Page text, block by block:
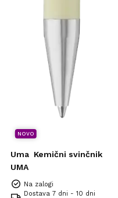
NOVO
Uma Kemični svinčnik
UMA
Na zalogi
Dostava 7 dni - 10 dni